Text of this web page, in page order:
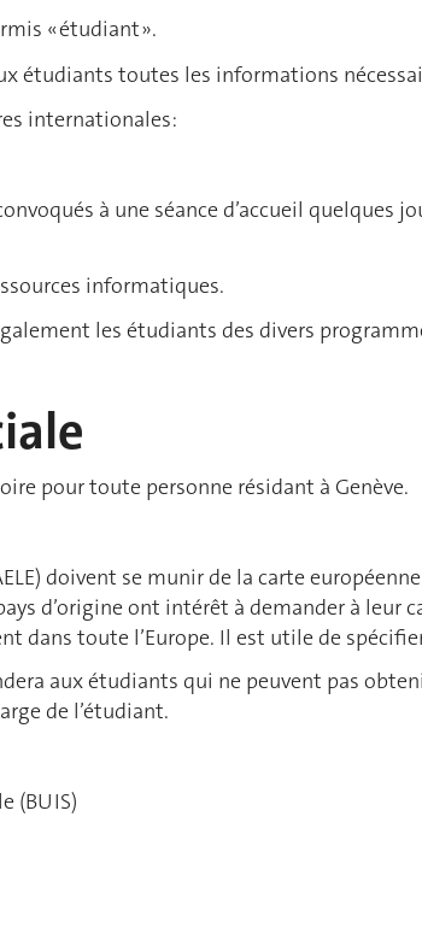
« étudiant ».
étudiants toutes les informations
internationales:
à une séance d’accueil quelques
informatiques.
les étudiants des divers
pour toute personne résidant à Genève.
doivent se munir de la carte
d’origine ont intérêt à demander à leur
dans toute l’Europe. Il est utile de
aux étudiants qui ne peuvent pas
de l’étudiant.
(BUIS)